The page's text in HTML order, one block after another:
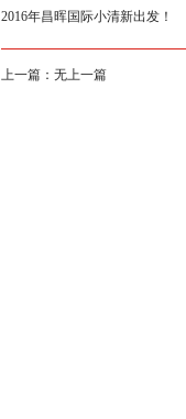
2016年昌晖国际小清新出发！
上一篇： 无上一篇